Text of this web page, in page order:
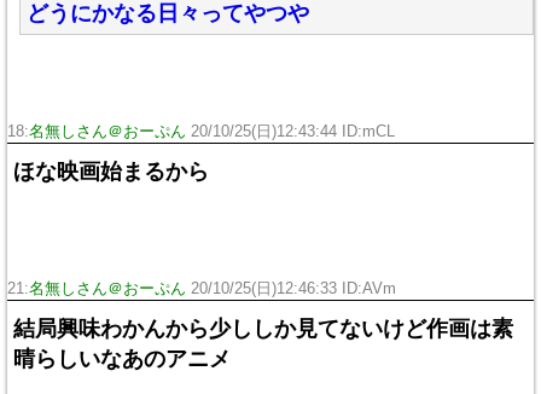
どうにかなる日々ってやつや
18:名無しさん＠おーぷん 20/10/25(日)12:43:44 ID:mCL
ほな映画始まるから
21:名無しさん＠おーぷん 20/10/25(日)12:46:33 ID:AVm
結局興味わかんから少ししか見てないけど作画は素
晴らしいなあのアニメ